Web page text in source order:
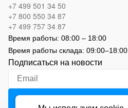
+7 499 501 34 50
+7 800 550 34 87
+7 499 757 34 87
Время работы: 08:00 – 18:00
Время работы склада: 09:00–18:00
Подписаться на новости